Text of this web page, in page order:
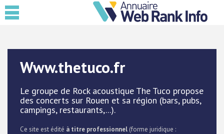
Www.thetuco.fr
Le groupe de Rock acoustique The Tuco propose
des concerts sur Rouen et sa région (bars, pubs,
campings, restaurants,...).
Ce site est édité à titre professionnel (forme juridique :